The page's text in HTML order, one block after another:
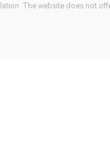
The website does not